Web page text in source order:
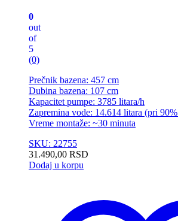
0
out
of
5
(0)
Prečnik bazena: 457 cm
Dubina bazena: 107 cm
Kapacitet pumpe: 3785 litara/h
Zapremina vode: 14.614 litara (pri
Vreme montaže: ~30 minuta
SKU: 22755
31.490,00 RSD
Dodaj u korpu